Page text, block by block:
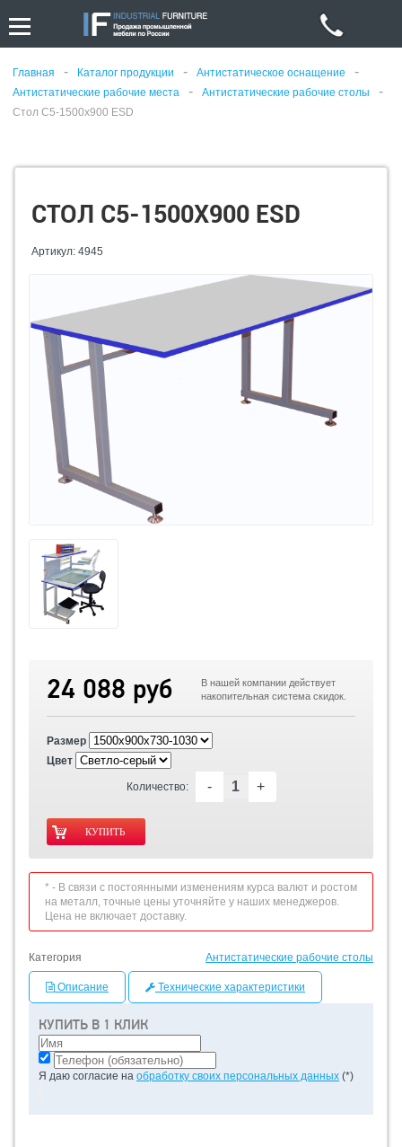
Главная - Каталог продукции - Антистатическое оснащение -
Антистатические рабочие места - Антистатические рабочие столы -
Стол С5-1500х900 ESD
СТОЛ С5-1500Х900 ESD
Артикул: 4945
КУПИТЬ В 1 КЛИК
Я даю согласие на обработку своих персональных данных (*)
24 088 руб
В нашей компании действует
накопительная система скидок.
Размер
Цвет
Количество: - +
* - В связи с постоянными изменениям курса валют и ростом
на металл, точные цены уточняйте у наших менеджеров.
Цена не включает доставку.
Категория Антистатические рабочие столы
Описание Технические характеристики